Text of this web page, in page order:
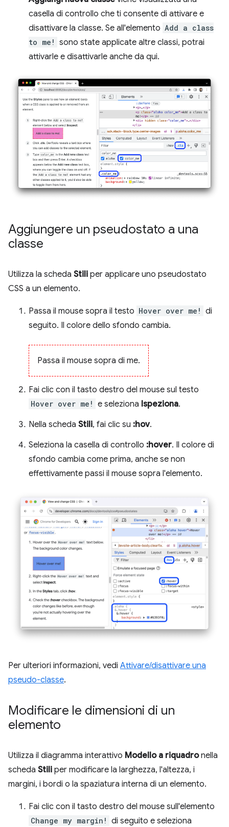
casella di controllo che ti consente di attivare e
disattivare la classe. Se all'elemento Add a class
to me! sono state applicate altre classi, potrai
attivarle e disattivarle anche da qui.
Aggiungere un pseudostato a una
classe
Utilizza la scheda Stili per applicare uno pseudostato
CSS a un elemento.
Passa il mouse sopra il testo Hover over me! di
seguito. Il colore dello sfondo cambia.
Passa il mouse sopra di me.
Fai clic con il tasto destro del mouse sul testo
Hover over me! e seleziona Ispeziona.
Nella scheda Stili, fai clic su :hov.
Seleziona la casella di controllo :hover. Il colore di
sfondo cambia come prima, anche se non
effettivamente passi il mouse sopra l'elemento.
Per ulteriori informazioni, vedi Attivare/disattivare una
pseudo-classe.
Modificare le dimensioni di un
elemento
Utilizza il diagramma interattivo Modello a riquadronella
scheda Stili per modificare la larghezza, l'altezza, i
margini, i bordi o la spaziatura interna di un elemento.
Fai clic con il tasto destro del mouse sull'elemento
Change my margin! di seguito e seleziona